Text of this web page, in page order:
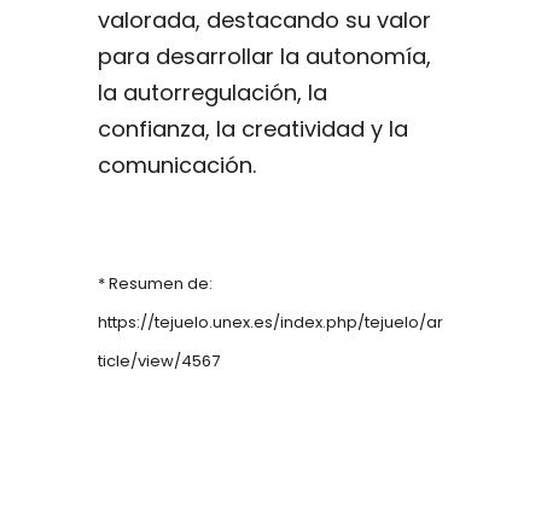
valorada, destacando su valor
para desarrollar la autonomía,
la autorregulación, la
confianza, la creatividad y la
comunicación.
* Resumen de:
https://tejuelo.unex.es/index.php/tejuelo/ar
ticle/view/4567